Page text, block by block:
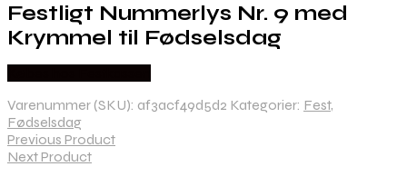
Festligt Nummerlys Nr. 9 med
Krymmel til Fødselsdag
Varenummer (SKU): af3acf49d5d2 Kategorier: Fest,
Fødselsdag
Previous Product
Next Product